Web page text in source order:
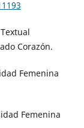
Corazón.
Femenina
Femenina